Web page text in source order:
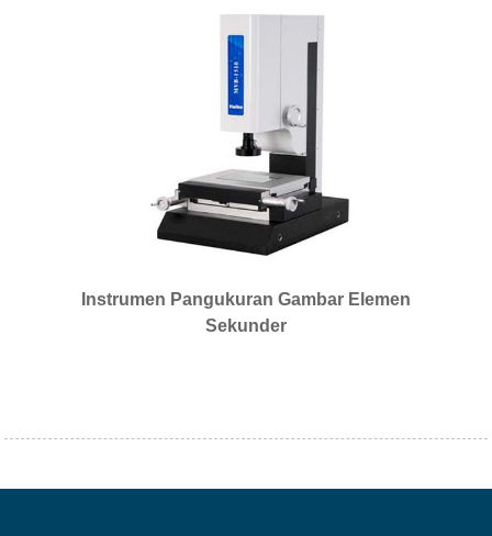
Instrumen Pangukuran Gambar Elemen
Sekunder